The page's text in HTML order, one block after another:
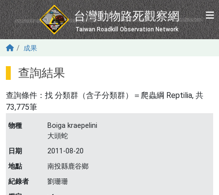
移至主內容
台灣動物路死觀察網
Taiwan Roadkill Observation Network
成果
查詢結果
查詢條件：找 分類群（含子分類群）＝爬蟲綱 Reptilia, 共
73,775筆
物種
Boiga kraepelini
大頭蛇
日期
2011-08-20
地點
南投縣鹿谷鄉
紀錄者
劉珊珊